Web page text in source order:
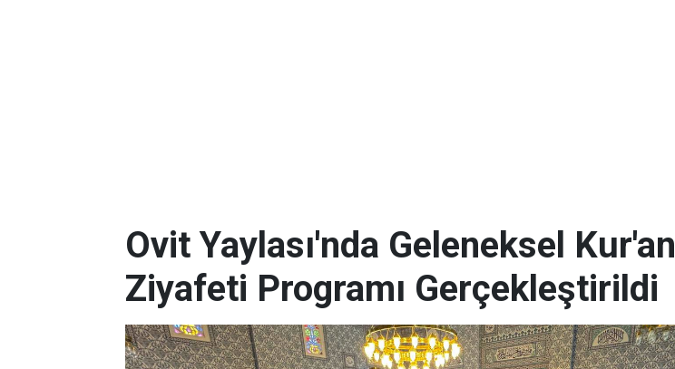
Ovit Yaylası'nda Geleneksel Kur'an
Ziyafeti Programı Gerçekleştirildi